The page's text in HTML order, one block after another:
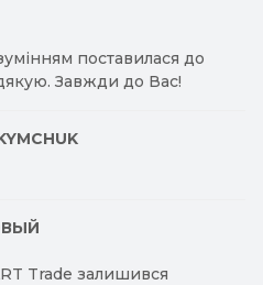
поставилася до
Завжди до Вас!
Trade залишився